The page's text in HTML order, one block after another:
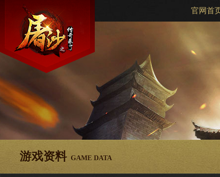
官网首
游戏资料 GAME DATA